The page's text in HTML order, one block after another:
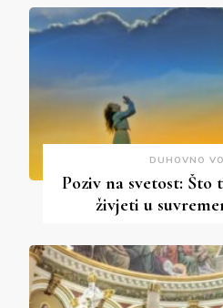
DUHOVNO
Poziv na svetost: Što
živjeti u